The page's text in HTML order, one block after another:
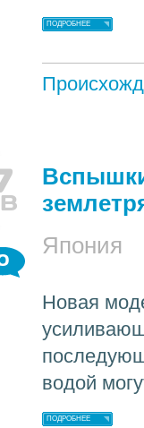
ПОДРОБНЕЕ
Япония
Новая
водой
ПОДРОБНЕЕ